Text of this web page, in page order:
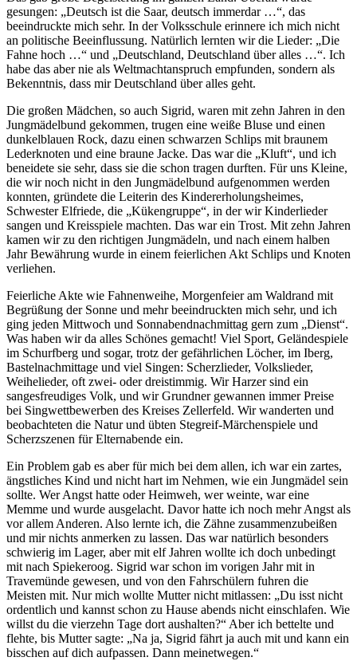
gesungen:
Deutsch ist die Saar, deutsch immerdar … , das
beeindruckte mich sehr. In der Volksschule erinnere ich mich nicht
an politische Beeinflussung. Natürlich lernten wir die Lieder:
Die
Fahne hoch …
und Deutschland, Deutschland über alles … . Ich
habe das aber nie als Weltmachtanspruch empfunden, sondern als
Bekenntnis, dass mir Deutschland über alles geht.
Die großen Mädchen, so auch Sigrid, waren mit zehn Jahren in den
Jungmädelbund gekommen, trugen eine weiße Bluse und einen
dunkelblauen Rock, dazu einen schwarzen Schlips mit braunem
Lederknoten und eine braune Jacke. Das war die
Kluft , und ich
beneidete sie sehr, dass sie die schon tragen durften. Für uns Kleine,
die wir noch nicht in den Jungmädelbund aufgenommen werden
konnten, gründete die Leiterin des Kindererholungsheimes,
Schwester Elfriede, die
Kükengruppe , in der wir Kinderlieder
sangen und Kreisspiele machten. Das war ein Trost. Mit zehn Jahren
kamen wir zu den richtigen Jungmädeln, und nach einem halben
Jahr Bewährung wurde in einem feierlichen Akt Schlips und Knoten
verliehen.
Feierliche Akte wie Fahnenweihe, Morgenfeier am Waldrand mit
Begrüßung der Sonne und mehr beeindruckten mich sehr, und ich
ging jeden Mittwoch und Sonnabendnachmittag gern zum
Dienst .
Was haben wir da alles Schönes gemacht! Viel Sport, Geländespiele
im Schurfberg und sogar, trotz der gefährlichen Löcher, im Iberg,
Bastelnachmittage und viel Singen: Scherzlieder, Volkslieder,
Weihelieder, oft zwei- oder dreistimmig. Wir Harzer sind ein
sangesfreudiges Volk, und wir Grundner gewannen immer Preise
bei Singwettbewerben des Kreises Zellerfeld. Wir wanderten und
beobachteten die Natur und übten Stegreif-Märchenspiele und
Scherzszenen für Elternabende ein.
Ein Problem gab es aber für mich bei dem allen, ich war ein zartes,
ängstliches Kind und nicht hart im Nehmen, wie ein Jungmädel sein
sollte. Wer Angst hatte oder Heimweh, wer weinte, war eine
Memme und wurde ausgelacht. Davor hatte ich noch mehr Angst als
vor allem Anderen. Also lernte ich, die Zähne zusammenzubeißen
und mir nichts anmerken zu lassen. Das war natürlich besonders
schwierig im Lager, aber mit elf Jahren wollte ich doch unbedingt
mit nach Spiekeroog. Sigrid war schon im vorigen Jahr mit in
Travemünde gewesen, und von den Fahrschülern fuhren die
Meisten mit. Nur mich wollte Mutter nicht mitlassen:
Du isst nicht
ordentlich und kannst schon zu Hause abends nicht einschlafen. Wie
willst du die vierzehn Tage dort aushalten? Aber ich bettelte und
flehte, bis Mutter sagte:
Na ja, Sigrid fährt ja auch mit und kann ein
bisschen auf dich aufpassen. Dann meinetwegen.